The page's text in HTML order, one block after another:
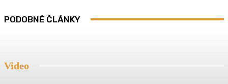
PODOBNÉ ČLÁNKY
Video